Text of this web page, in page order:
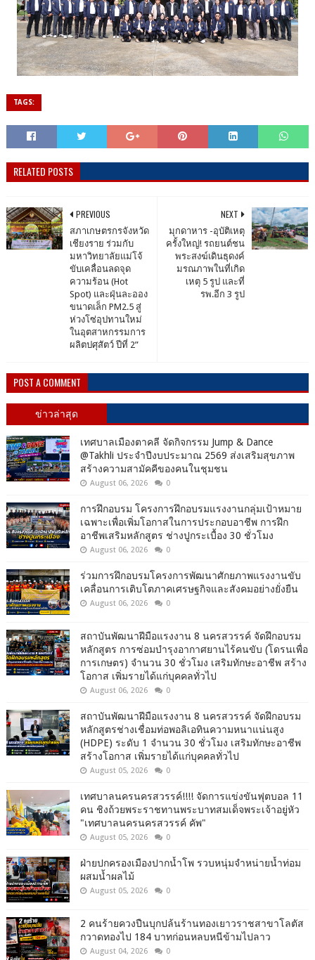
TAGS:
RELATED POSTS
NEXT
มุกดาหาร -อุบัติเหตุ
ครั้งใหญ่! รถยนต์ชน
พระสงฆ์เดินธุดงค์
มรณภาพในที่เกิด
เหตุ 5 รูป และที่
รพ.อีก 3 รูป
PREVIOUS
สภาเกษตรกรจังหวัด
เชียงราย ร่วมกับ
มหาวิทยาลัยแม่โจ้
ขับเคลื่อนลดจุด
ความร้อน (Hot
Spot) และฝุ่นละออง
ขนาดเล็ก PM2.5 สู่
ห่วงโซ่อุปทานใหม่
ในอุตสาหกรรมการ
ผลิตปศุสัตว์ ปีที่ 2”
POST A COMMENT
ข่าวล่าสุด
เทศบาลเมืองตาคลี จัดกิจกรรม Jump & Dance
@Takhli ประจำปีงบประมาณ 2569 ส่งเสริมสุขภาพ
สร้างความสามัคคีของคนในชุมชน
August 06, 2026 0
การฝึกอบรม โครงการฝึกอบรมแรงงานกลุ่มเป้าหมาย
เฉพาะเพื่อเพิ่มโอกาสในการประกอบอาชีพ การฝึก
อาชีพเสริมหลักสูตร ช่างปูกระเบื้อง 30 ชั่วโมง
August 06, 2026 0
ร่วมการฝึกอบรมโครงการพัฒนาศักยภาพแรงงานขับ
เคลื่อนการเติบโตภาคเศรษฐกิจและสังคมอย่างยั่งยืน
August 06, 2026 0
สถาบันพัฒนาฝีมือแรงงาน 8 นครสวรรค์ จัดฝึกอบรม
หลักสูตร การซ่อมบำรุงอากาศยานไร้คนขับ (โดรนเพื่อ
การเกษตร) จำนวน 30 ชั่วโมง เสริมทักษะอาชีพ สร้าง
โอกาส เพิ่มรายได้แก่บุคคลทั่วไป
August 06, 2026 0
สถาบันพัฒนาฝีมือแรงงาน 8 นครสวรรค์ จัดฝึกอบรม
หลักสูตรช่างเชื่อมท่อพอลิเอทินความหนาแน่นสูง
(HDPE) ระดับ 1 จำนวน 30 ชั่วโมง เสริมทักษะอาชีพ
สร้างโอกาส เพิ่มรายได้แก่บุคคลทั่วไป
August 05, 2026 0
เทศบาลนครนครสวรรค์!!!! จัดการแข่งขันฟุตบอล 11
คน ชิงถ้วยพระราชทานพระบาทสมเด็จพระเจ้าอยู่หัว
"เทศบาลนครนครสวรรค์ คัพ"
August 05, 2026 0
ฝ่ายปกครองเมืองปากน้ำโพ รวบหนุ่มจำหน่ายน้ำท่อม
ผสมน้ำผลไม้
August 05, 2026 0
2 คนร้ายควงปืนบุกปล้นร้านทองเยาวราชสาขาโลตัส
กวาดทองไป 184 บาทก่อนหลบหนีข้ามไปลาว
August 04, 2026 0